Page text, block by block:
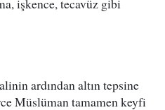
işkence, tecavüz gibi
ardından altın tepsine
Müslüman tamamen keyfi